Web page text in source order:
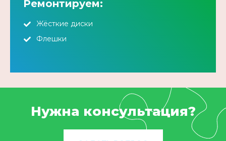
Ремонтируем:
Жёсткие диски
Флешки
Нужна консультация?